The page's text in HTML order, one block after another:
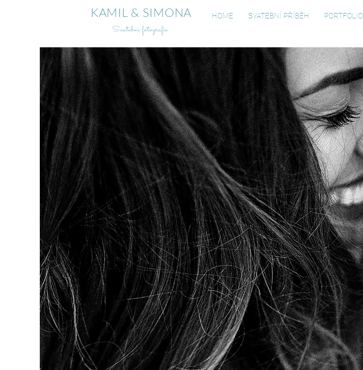
KAMIL & SIMONA
Svatební fotografie
HOME SVATEBNÍ PŘÍBĚH PORTFOLIO